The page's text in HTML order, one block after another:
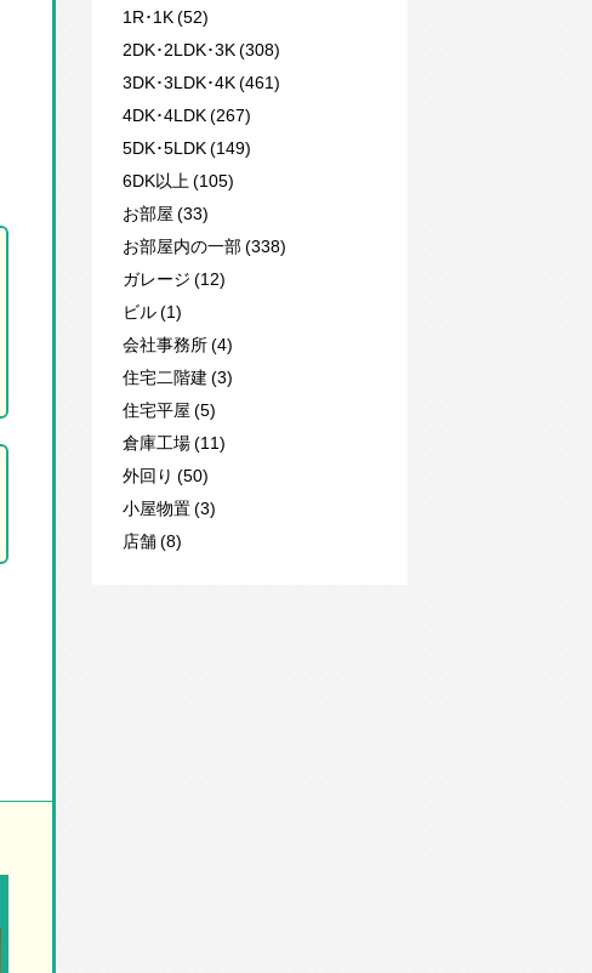
1R･1K (52)
2DK･2LDK･3K (308)
3DK･3LDK･4K (461)
4DK･4LDK (267)
5DK･5LDK (149)
6DK以上 (105)
お部屋 (33)
お部屋内の一部 (338)
ガレージ (12)
ビル (1)
会社事務所 (4)
住宅二階建 (3)
住宅平屋 (5)
倉庫工場 (11)
外回り (50)
小屋物置 (3)
店舗 (8)